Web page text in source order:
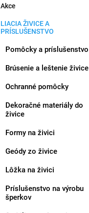
Akce
LIACIA ŽIVICE A
PRÍSLUŠENSTVO
Pomôcky a príslušenstvo
Brúsenie a leštenie živice
Ochranné pomôcky
Dekoračné materiály do
živice
Formy na živici
Geódy zo živice
Lôžka na živici
Príslušenstvo na výrobu
šperkov